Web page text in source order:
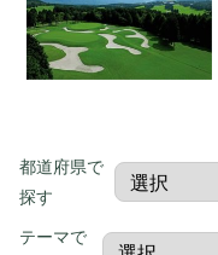
都道府県で
探す
テーマで